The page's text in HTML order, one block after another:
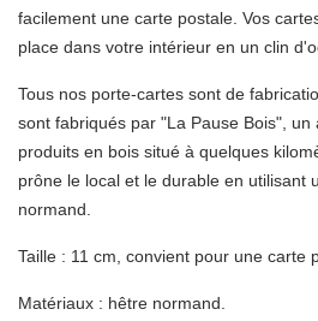
facilement une carte postale. Vos
place dans votre intérieur en un clin
Tous nos porte-cartes sont de
sont fabriqués par "La Pause Bois",
produits en bois situé à quelques
prône le local et le durable en utilisant
normand.
Taille : 11 cm, convient pour une carte
Matériaux : hêtre normand.